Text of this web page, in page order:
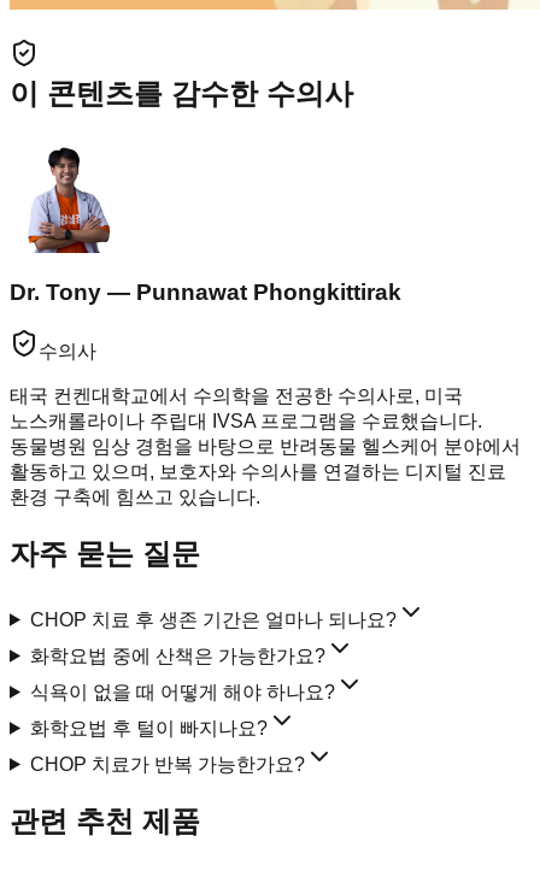
이 콘텐츠를 감수한 수의사
Dr. Tony — Punnawat Phongkittirak
수의사
태국 컨켄대학교에서 수의학을 전공한 수의사로, 미국
노스캐롤라이나 주립대 IVSA 프로그램을 수료했습니다.
동물병원 임상 경험을 바탕으로 반려동물 헬스케어 분야에서
활동하고 있으며, 보호자와 수의사를 연결하는 디지털 진료
환경 구축에 힘쓰고 있습니다.
자주 묻는 질문
CHOP 치료 후 생존 기간은 얼마나 되나요?
화학요법 중에 산책은 가능한가요?
식욕이 없을 때 어떻게 해야 하나요?
화학요법 후 털이 빠지나요?
CHOP 치료가 반복 가능한가요?
관련 추천 제품